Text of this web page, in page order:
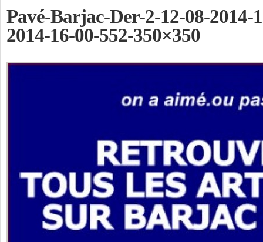
Pavé-Barjac-Der-2-12-08-2014-
2014-16-00-552-350×350